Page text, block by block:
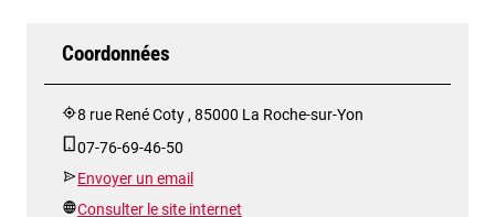
Coordonnées
8 rue René Coty , 85000 La Roche-sur-Yon
07-76-69-46-50
Envoyer un email
Consulter le site internet